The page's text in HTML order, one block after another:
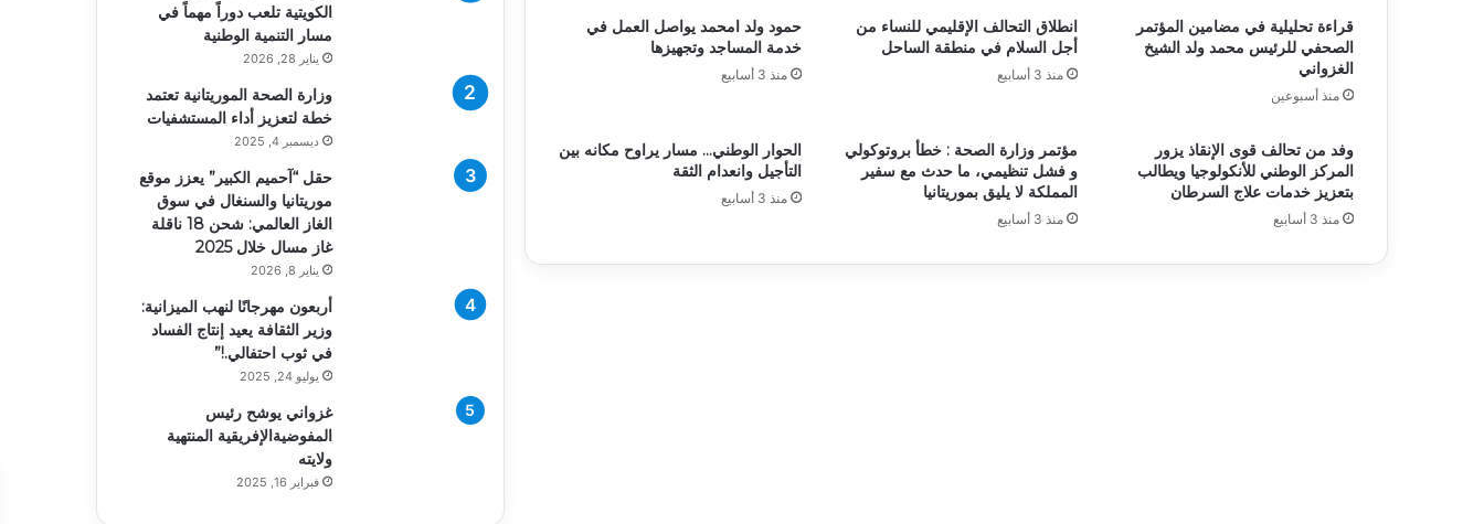
قراءة تحليلية في مضامين المؤتمر
الصحفي للرئيس محمد ولد الشيخ
الغزواني
منذ أسبوعين
انطلاق التحالف الإقليمي للنساء من
أجل السلام في منطقة الساحل
منذ 3 أسابيع
حمود ولد امحمد يواصل العمل في
خدمة المساجد وتجهيزها
منذ 3 أسابيع
وفد من تحالف قوى الإنقاذ يزور
المركز الوطني للأنكولوجيا ويطالب
بتعزيز خدمات علاج السرطان
منذ 3 أسابيع
مؤتمر وزارة الصحة : خطأ بروتوكولي
و فشل تنظيمي، ما حدث مع سفير
المملكة لا يليق بموريتانيا
منذ 3 أسابيع
الحوار الوطني… مسار يراوح مكانه بين
التأجيل وانعدام الثقة
منذ 3 أسابيع
الكويتية تلعب دوراً مهماً في
مسار التنمية الوطنية
يناير 28, 2026
وزارة الصحة الموريتانية تعتمد
خطة لتعزيز أداء المستشفيات
ديسمبر 4, 2025
حقل “آحميم الكبير” يعزز موقع
موريتانيا والسنغال في سوق
الغاز العالمي: شحن 18 ناقلة
غاز مسال خلال 2025
يناير 8, 2026
أربعون مهرجانًا لنهب الميزانية:
وزير الثقافة يعيد إنتاج الفساد
في ثوب احتفالي.!”
يوليو 24, 2025
غزواني يوشح رئيس
المفوضيةالإفريقية المنتهية
ولايته
فبراير 16, 2025